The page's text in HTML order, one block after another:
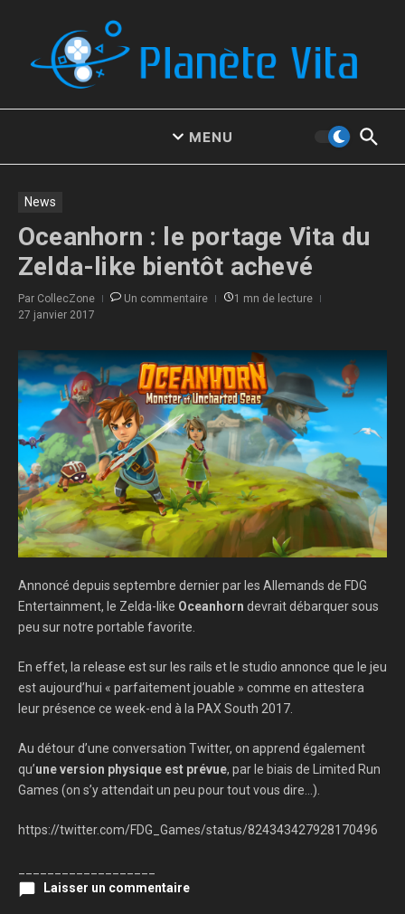
MENU
News
Oceanhorn : le portage Vita du
Zelda-like bientôt achevé
Par CollecZone Un commentaire
1 mn de lecture
27 janvier 2017
Annoncé depuis septembre dernier par les Allemands de FDG
Entertainment, le Zelda-like Oceanhorn devrait débarquer sous
peu sur notre portable favorite.
En effet, la release est sur les rails et le studio annonce que le jeu
est aujourd’hui « parfaitement jouable » comme en attestera
leur présence ce week-end à la PAX South 2017.
Au détour d’une conversation Twitter, on apprend également
qu’une version physique est prévue, par le biais de Limited Run
Games (on s’y attendait un peu pour tout vous dire…).
https://twitter.com/FDG_Games/status/824343427928170496
Laisser un commentaire